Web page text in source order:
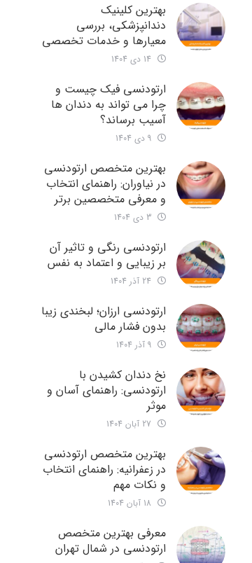
بهترین کلینیک
دندانپزشکی، بررسی
معیارها و خدمات تخصصی
ارتودنسی فیک چیست و
چرا می تواند به دندان ها
آسیب برساند؟
بهترین متخصص ارتودنسی
در نیاوران: راهنمای انتخاب
و معرفی متخصصین برتر
ارتودنسی رنگی و تاثیر آن
بر زیبایی و اعتماد به نفس
ارتودنسی ارزان؛ لبخندی زیبا
بدون فشار مالی
نخ دندان کشیدن با
ارتودنسی: راهنمای آسان و
موثر
بهترین متخصص ارتودنسی
در زعفرانیه: راهنمای انتخاب
و نکات مهم
معرفی بهترین متخصص
ارتودنسی در شمال تهران